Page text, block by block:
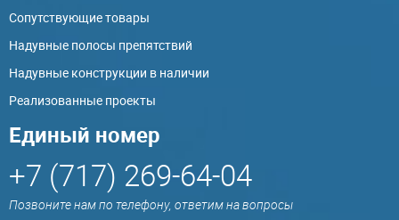
Сопутствующие товары
Надувные полосы препятствий
Надувные конструкции в наличии
Реализованные проекты
Единый номер
+7 (717) 269-64-04
Позвоните нам по телефону, ответим на вопросы